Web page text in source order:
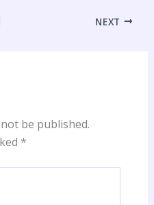
NEXT
be published.
*